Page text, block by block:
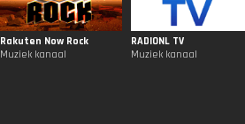
Rakuten Now Rock
Muziek kanaal
RADIONL TV
Muziek kanaal